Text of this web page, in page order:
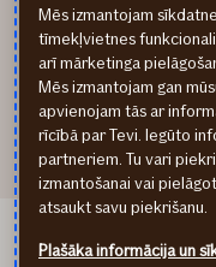
Ilgtspēja
If
Mēs izmantojam
tīmekļvietnes
arī mārketinga
Mēs izmantojam gan
apvienojam tās ar
rīcībā par Tevi. Iegūto
partneriem. Tu vari
izmantošanai vai
atsaukt savu piekrišanu.
Plašāka informācija un